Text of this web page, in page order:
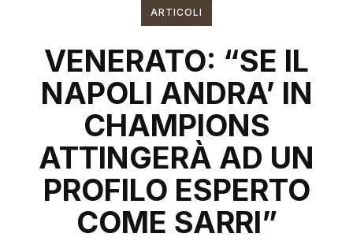
ARTICOLI
VENERATO: “SE IL
NAPOLI ANDRA’ IN
CHAMPIONS
ATTINGERÀ AD UN
PROFILO ESPERTO
COME SARRI”